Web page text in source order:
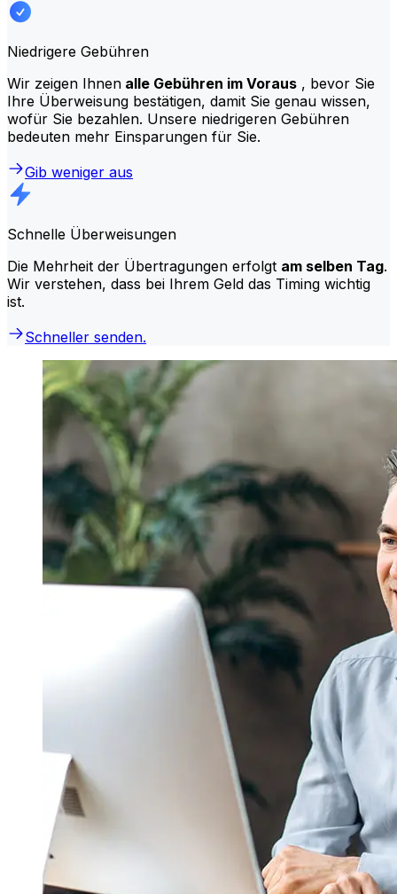
Niedrigere Gebühren
Wir zeigen Ihnen alle Gebühren im Voraus , bevor Sie
Ihre Überweisung bestätigen, damit Sie genau wissen,
wofür Sie bezahlen. Unsere niedrigeren Gebühren
bedeuten mehr Einsparungen für Sie.
Gib weniger aus
Schnelle Überweisungen
Die Mehrheit der Übertragungen erfolgt am selben Tag.
Wir verstehen, dass bei Ihrem Geld das Timing wichtig
ist.
Schneller senden.